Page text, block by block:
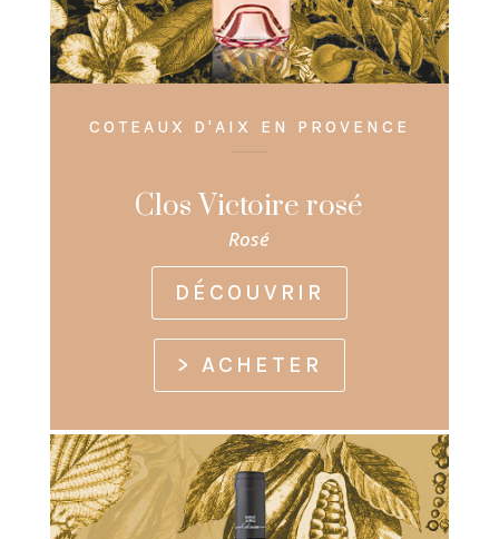
COTEAUX D'AIX EN PROVENCE
Clos Victoire rosé
Rosé
DÉCOUVRIR
> ACHETER